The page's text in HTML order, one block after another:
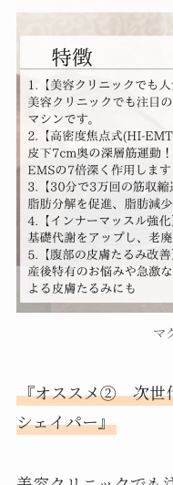
マ
『オススメ② 次世
シェイパー』